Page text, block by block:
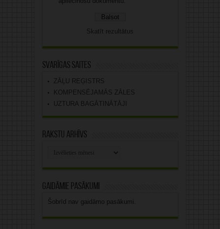
Skatīt rezultātus
Svarīgas saites
ZĀĻU REĢISTRS
KOMPENSĒJAMĀS ZĀLES
UZTURA BAGĀTINĀTĀJI
Rakstu arhīvs
Gaidāmie pasākumi
Šobrīd nav gaidāmo pasākumi.